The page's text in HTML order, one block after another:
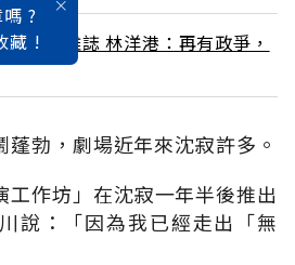
?
藏 !
5月號雜誌 林洋港：再有政爭，
勃，劇場近年來沈寂許多。
工作坊」在沈寂一年半後推出
說：「因為我已經走出「無